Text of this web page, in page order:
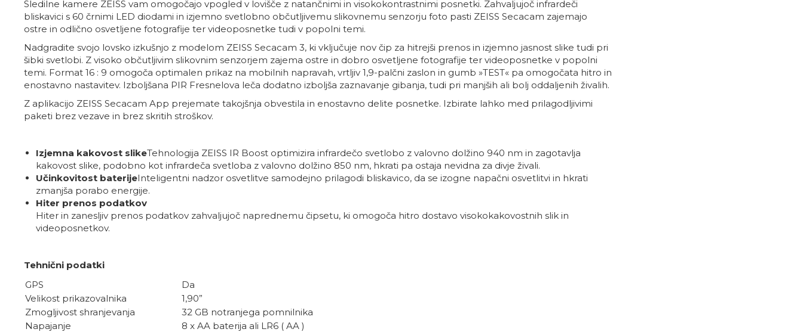
Sledilne kamere ZEISS vam omogočajo vpogled v lovišče z natančnimi in visokokontrastnimi posnetki. Zahvaljujoč infrardeči
bliskavici s 60 črnimi LED diodami in izjemno svetlobno občutljivemu slikovnemu senzorju foto pasti ZEISS Secacam zajemajo
ostre in odlično osvetljene fotografije ter videoposnetke tudi v popolni temi.
Nadgradite svojo lovsko izkušnjo z modelom ZEISS Secacam 3, ki vključuje nov čip za hitrejši prenos in izjemno jasnost slike tudi pri
šibki svetlobi. Z visoko občutljivim slikovnim senzorjem zajema ostre in dobro osvetljene fotografije ter videoposnetke v popolni
temi. Format 16 : 9 omogoča optimalen prikaz na mobilnih napravah, vrtljiv 1,9-palčni zaslon in gumb »TEST« pa omogočata hitro in
enostavno nastavitev. Izboljšana PIR Fresnelova leča dodatno izboljša zaznavanje gibanja, tudi pri manjših ali bolj oddaljenih živalih.
Z aplikacijo ZEISS Secacam App prejemate takojšnja obvestila in enostavno delite posnetke. Izbirate lahko med prilagodljivimi
paketi brez vezave in brez skritih stroškov.
Izjemna kakovost slikeTehnologija ZEISS IR Boost optimizira infrardečo svetlobo z valovno dolžino 940 nm in zagotavlja
kakovost slike, podobno kot infrardeča svetloba z valovno dolžino 850 nm, hkrati pa ostaja nevidna za divje živali.
Učinkovitost baterijeInteligentni nadzor osvetlitve samodejno prilagodi bliskavico, da se izogne ​​napačni osvetlitvi in ​​hkrati
zmanjša porabo energije.
Hiter prenos podatkov
Hiter in zanesljiv prenos podatkov zahvaljujoč naprednemu čipsetu, ki omogoča hitro dostavo visokokakovostnih slik in
videoposnetkov.
Tehnični podatki
GPS
Da
Velikost prikazovalnika
1,90ˮ
Zmogljivost shranjevanja
32 GB notranjega pomnilnika
Napajanje
8 x AA baterija ali LR6 ( AA )